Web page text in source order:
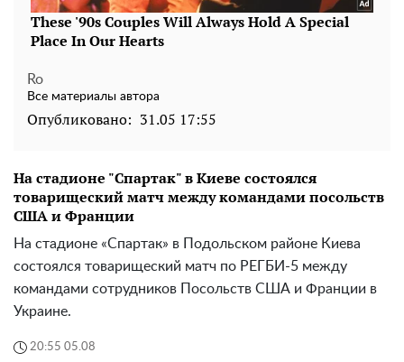
Ro
Все материалы автора
Опубликовано: 31.05 17:55
На стадионе "Спартак" в Киеве состоялся
товарищеский матч между командами посольств
США и Франции
На стадионе «Спартак» в Подольском районе Киева
состоялся товарищеский матч по РЕГБИ-5 между
командами сотрудников Посольств США и Франции в
Украине.
20:55 05.08